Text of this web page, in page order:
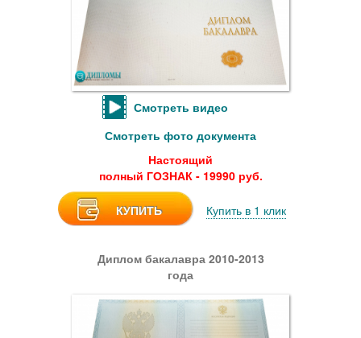
Смотреть видео
Смотреть фото документа
Настоящий
полный ГОЗНАК - 19990 руб.
КУПИТЬ Купить в 1 клик
Диплом бакалавра 2010-2013
года